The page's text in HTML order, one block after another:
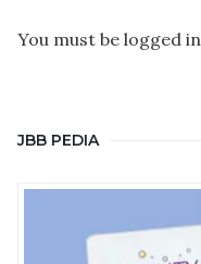
You must be logged in
JBB PEDIA